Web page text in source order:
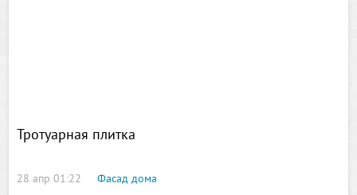
Тротуарная плитка
28 апр 01:22
Фасад дома